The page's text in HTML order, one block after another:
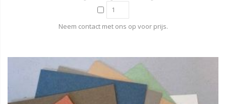
Neem contact met ons op voor prijs.